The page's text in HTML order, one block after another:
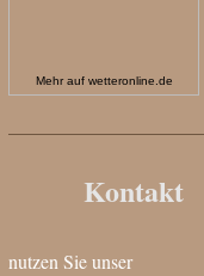
Mehr auf wetteronline.de
Kontakt
nutzen Sie unser